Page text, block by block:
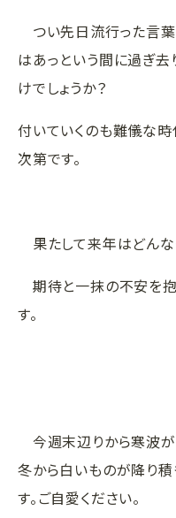
つい先日流行った言
はあっという間に過ぎ去
けでしょうか？
付いていくのも難儀な
次第です。
果たして来年はどんな
期待と一抹の不安を
す。
今週末辺りから寒波
冬から白いものが降り
す。ご自愛ください。